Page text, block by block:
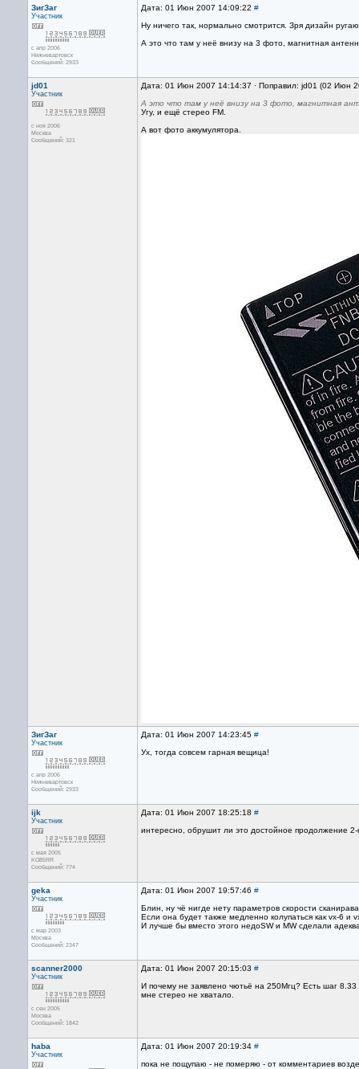
ЗигЗаг
Участник
с апр 2006
Нижневартовск
Сообщений: 2933
Дата: 01 Июн 2007 14:09:22 #
Ну ничего так, нормально смотрится. Зря дизайн
А это что там у неё внизу на 3 фото, магнитная
jd01
Участник
с ноя 2006
Москва
Сообщений: 321
Дата: 01 Июн 2007 14:14:37 · Поправил: jd01 (02 Июн
А это что там у неё внизу на 3 фото, магнитная
Угу, и ещё стерео FM.
А вот фото аккумулятора.
ЗигЗаг
Участник
с апр 2006
Нижневартовск
Сообщений: 2933
Дата: 01 Июн 2007 14:23:45 #
Ух, тогда совсем гарная вещица!
ijk
Участник
с мая 2005
KO85RR
Сообщений: 774
Дата: 01 Июн 2007 18:25:18 #
интересно, обрушит ли это достойное продолжение 2-
geka
Участник
с мар 2003
Москва
Сообщений: 2347
Дата: 01 Июн 2007 19:57:46 #
Блин, ну чё нигде нету параметров скорости
Если она будет также медленно колупаться как vx-6 и
И лучше бы вместо этого недоSW и МW сделали
scanner2000
Участник
с сен 2005
Москва
Сообщений: 1842
Дата: 01 Июн 2007 20:15:03 #
И почему не заявлено чютьё на 250Мгц? Есть шаг
мне стерео не хватало.
haba
Участник
Дата: 01 Июн 2007 20:19:34 #
пока не пощупаю - не померяю - от комментариев